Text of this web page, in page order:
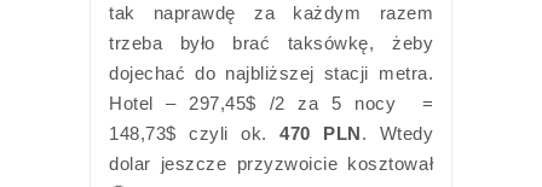
tak naprawdę za każdym razem
trzeba było brać taksówkę, żeby
dojechać do najbliższej stacji metra.
Hotel – 297,45$ /2 za 5 nocy =
148,73$ czyli ok. 470 PLN. Wtedy
dolar jeszcze przyzwoicie kosztował